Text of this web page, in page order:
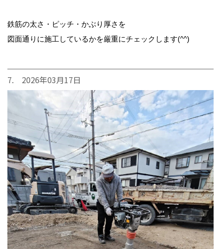
鉄筋の太さ・ピッチ・かぶり厚さを
図面通りに施工しているかを厳重にチェックします(^^)
7. 2026年03月17日